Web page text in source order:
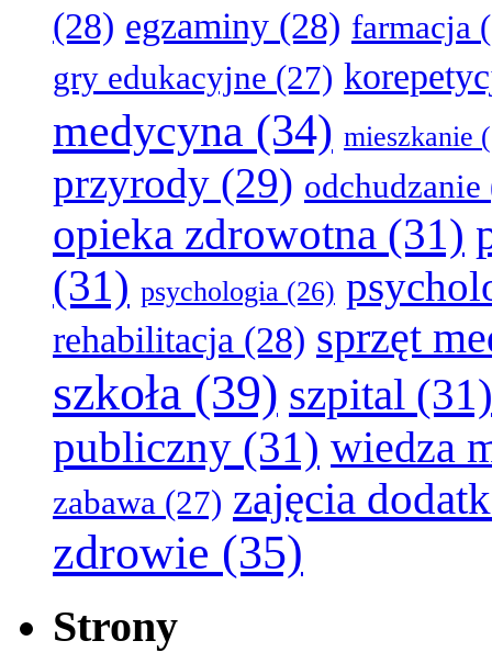
(28) egzaminy (28) farmacja
gry edukacyjne (27)
medycyna (34) mieszkanie
przyrody (29) odchudzanie
opieka zdrowotna (31)
(31) psychologia (26)
rehabilitacja (28) sprzęt
szkoła (39) szpital (31)
publiczny (31) wiedza
zabawa (27) zajęcia
zdrowie (35)
Strony